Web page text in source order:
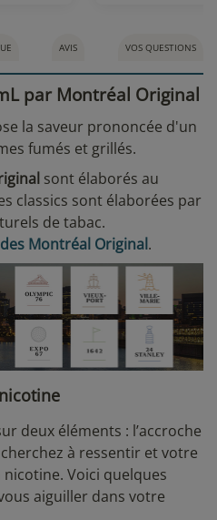
AVIS VOS QUESTIONS
par Montréal Original
la saveur prononcée d'un
fumés et grillés.
sont élaborés au
classics sont élaborées par
de tabac.
Montréal Original.
deux éléments : l’accroche
à ressentir et votre
Voici quelques
aiguiller dans votre